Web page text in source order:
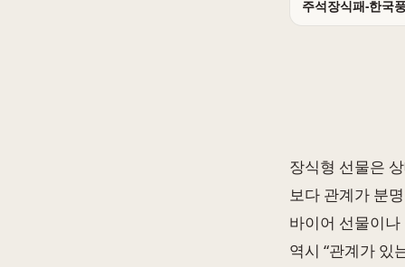
주석장식패-한국
장식형 선물은
보다 관계가 분
바이어 선물이
역시 “관계가 있